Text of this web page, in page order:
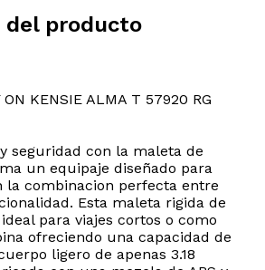
del producto
ON KENSIE ALMA T 57920 RG
seguridad con la maleta de
un equipaje diseñado para
la combinacion perfecta entre
Esta maleta rigida de
para viajes cortos o como
ofreciendo una capacidad de
ligero de apenas 3.18